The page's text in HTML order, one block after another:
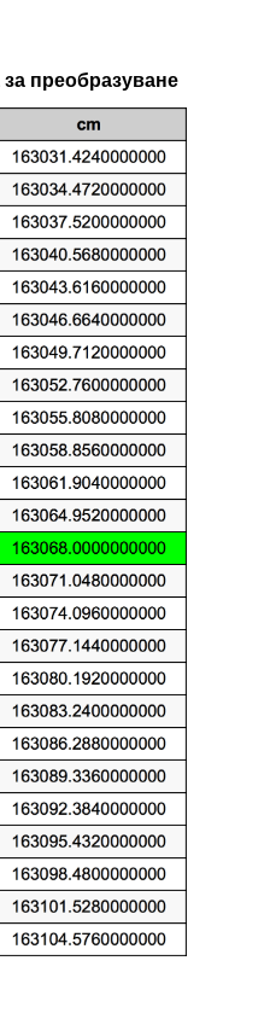
преобразуване